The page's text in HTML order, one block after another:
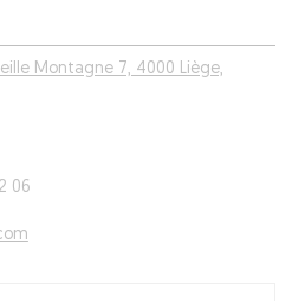
Montagne 7, 4000 Liège,
06